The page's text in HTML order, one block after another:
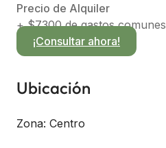
Ubicación
Zona: Centro
Precio de Alquiler
+ $7300 de gastos comunes
¡Consultar ahora!